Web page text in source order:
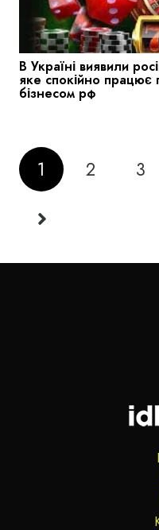
В Україні виявили
яке спокійно працює
бізнесом рф
1 2 3